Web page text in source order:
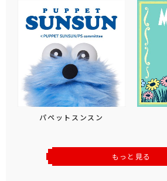
パペットスンスン
もっと見る